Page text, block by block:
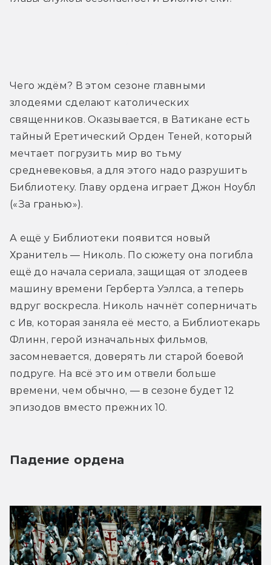
Чего ждём? В этом сезоне главными
злодеями сделают католических
священников. Оказывается, в Ватикане есть
тайный Еретический Орден Теней, который
мечтает погрузить мир во тьму
средневековья, а для этого надо разрушить
Библиотеку. Главу ордена играет Джон Ноубл
(«За гранью»).
А ещё у Библиотеки появится новый
Хранитель — Николь. По сюжету она погибла
ещё до начала сериала, защищая от злодеев
машину времени Герберта Уэллса, а теперь
вдруг воскресла. Николь начнёт соперничать
с Ив, которая заняла её место, а Библиотекарь
Флинн, герой изначальных фильмов,
засомневается, доверять ли старой боевой
подруге. На всё это им отвели больше
времени, чем обычно, — в сезоне будет 12
эпизодов вместо прежних 10.
Падение ордена